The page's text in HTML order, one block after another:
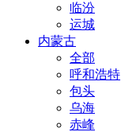
临汾
运城
内蒙古
全部
呼和浩特
包头
乌海
赤峰